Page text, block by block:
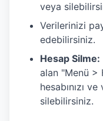
veya
Verilerinizi
edebilirsiniz.
Hesap Silme:
alan "Menü >
hesabınızı
silebilirsiniz.